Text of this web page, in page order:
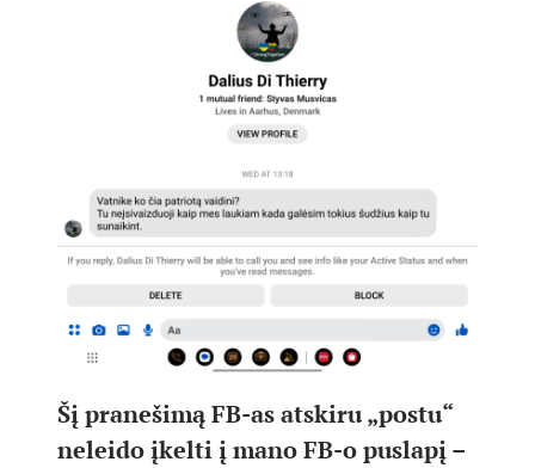
Šį pranešimą FB-as atskiru „postu“
neleido įkelti į mano FB-o puslapį –